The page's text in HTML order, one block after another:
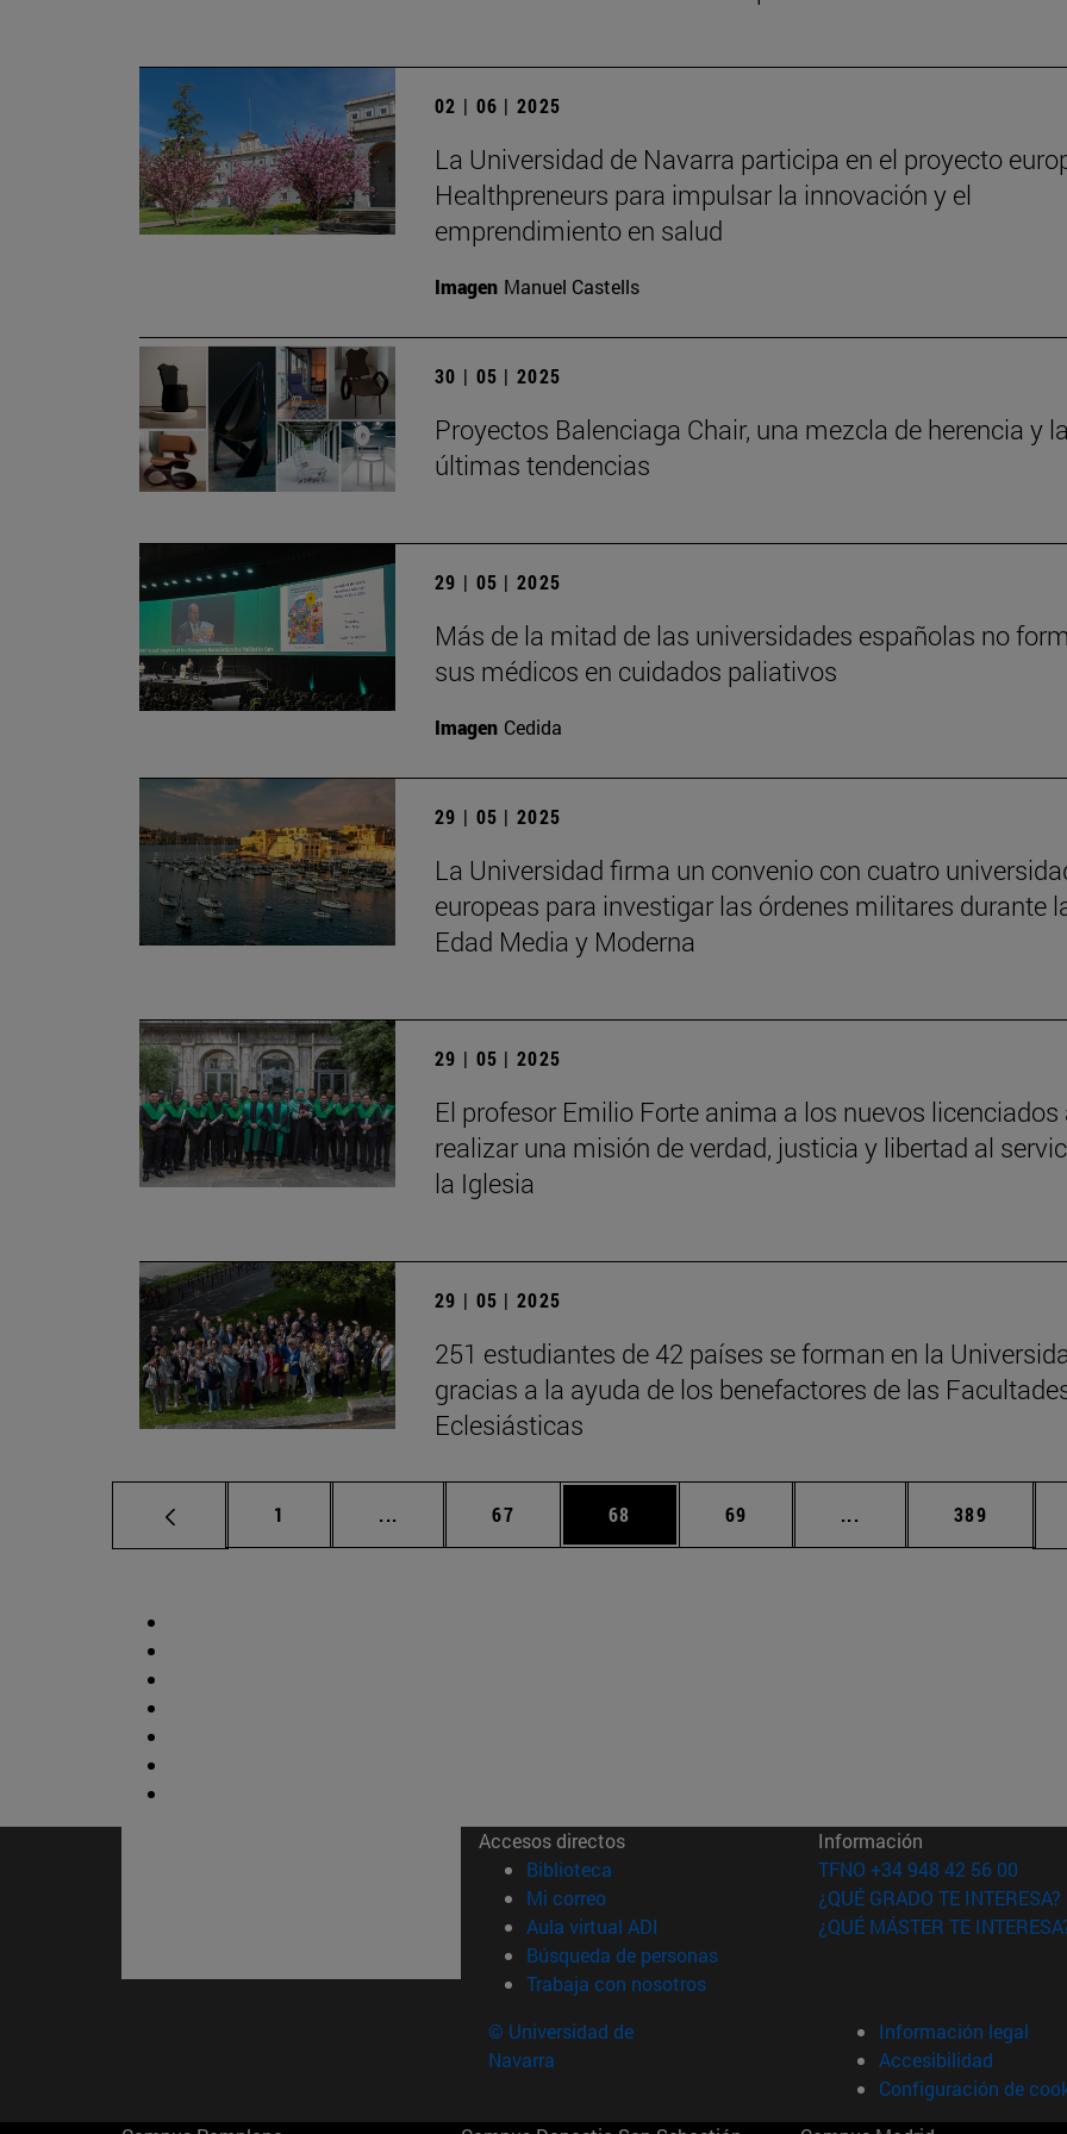
02 | 06 | 2025
La Universidad de Navarra participa en el proyecto
Healthpreneurs para impulsar la innovación y el
emprendimiento en salud
Imagen Manuel Castells
30 | 05 | 2025
Proyectos Balenciaga Chair, una mezcla de herencia y
últimas tendencias
29 | 05 | 2025
Más de la mitad de las universidades españolas no
sus médicos en cuidados paliativos
Imagen Cedida
29 | 05 | 2025
La Universidad firma un convenio con cuatro
europeas para investigar las órdenes militares durante
Edad Media y Moderna
29 | 05 | 2025
El profesor Emilio Forte anima a los nuevos licenciados
realizar una misión de verdad, justicia y libertad al
la Iglesia
29 | 05 | 2025
251 estudiantes de 42 países se forman en la
gracias a la ayuda de los benefactores de las
Eclesiásticas
Página
1 ... Páginas intermedias Use TAB para desplazarse.
Página
67 Página
68 Página
69 ... Páginas intermedias
Página
389
Accesos directos
Biblioteca (abre en nueva ventana)
Mi correo(abre en nueva ventana)
Aula virtual ADI (abre en nueva ventana)
Búsqueda de personas(abre en nueva ventana)
Trabaja con nosotros(abre en nueva ventana)
Información
TFNO +34 948 42 56 00
¿QUÉ GRADO TE INTERESA?
¿QUÉ MÁSTER TE
© Universidad de
Navarra
Información legal
Accesibilidad
Configuración de